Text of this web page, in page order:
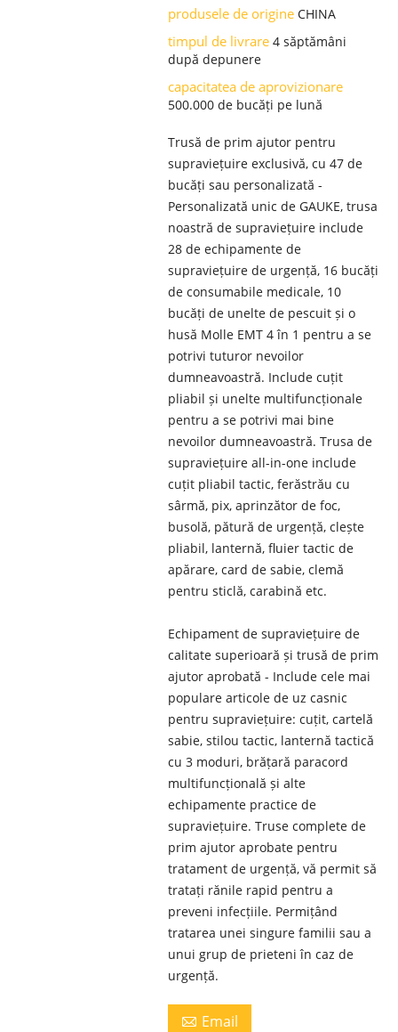
produsele de origine CHINA
timpul de livrare 4 săptămâni
după depunere
capacitatea de aprovizionare
500.000 de bucăți pe lună
Trusă de prim ajutor pentru
supraviețuire exclusivă, cu 47 de
bucăți sau personalizată -
Personalizată unic de GAUKE, trusa
noastră de supraviețuire include
28 de echipamente de
supraviețuire de urgență, 16 bucăți
de consumabile medicale, 10
bucăți de unelte de pescuit și o
husă Molle EMT 4 în 1 pentru a se
potrivi tuturor nevoilor
dumneavoastră. Include cuțit
pliabil și unelte multifuncționale
pentru a se potrivi mai bine
nevoilor dumneavoastră. Trusa de
supraviețuire all-in-one include
cuțit pliabil tactic, ferăstrău cu
sârmă, pix, aprinzător de foc,
busolă, pătură de urgență, clește
pliabil, lanternă, fluier tactic de
apărare, card de sabie, clemă
pentru sticlă, carabină etc.
Echipament de supraviețuire de
calitate superioară și trusă de prim
ajutor aprobată - Include cele mai
populare articole de uz casnic
pentru supraviețuire: cuțit, cartelă
sabie, stilou tactic, lanternă tactică
cu 3 moduri, brățară paracord
multifuncțională și alte
echipamente practice de
supraviețuire. Truse complete de
prim ajutor aprobate pentru
tratament de urgență, vă permit să
tratați rănile rapid pentru a
preveni infecțiile. Permițând
tratarea unei singure familii sau a
unui grup de prieteni în caz de
urgență.
 Email